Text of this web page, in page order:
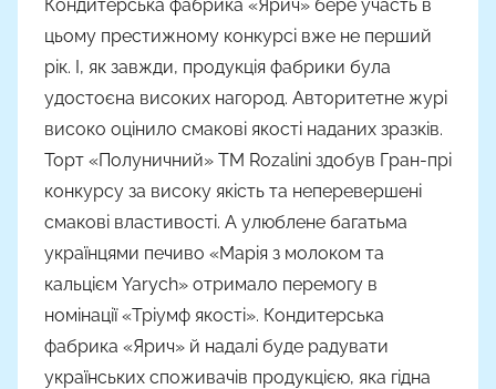
а
д
ю
к
Кондитерська фабрика «Ярич» бере участь в
цьому престижному конкурсі вже не перший
рік. І, як завжди, продукція фабрики була
удостоєна високих нагород. Авторитетне журі
високо оцінило смакові якості наданих зразків.
Торт «Полуничний» ТМ Rozalini здобув Гран-прі
конкурсу за високу якість та неперевершені
смакові властивості. А улюблене багатьма
українцями печиво «Марія з молоком та
кальцієм Yarych» отримало перемогу в
номінації «Тріумф якості». Кондитерська
фабрика «Ярич» й надалі буде радувати
українських споживачів продукцією, яка гідна